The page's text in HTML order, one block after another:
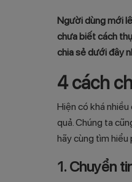
Người dùng mới
chưa biết cách
chia sẻ dưới đây
4 cách
Hiện có khá
quả. Chúng ta
hãy cùng tìm hiểu
1. Chuyển